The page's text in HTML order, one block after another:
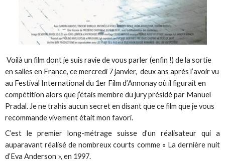
Voilà un film dont je suis ravie de vous parler (enfin !) de la sortie
en salles en France, ce mercredi 7 janvier, deux ans après l’avoir vu
au Festival International du 1er Film d’Annonay où il figurait en
compétition alors que j’étais membre du jury présidé par Manuel
Pradal. Je ne trahis aucun secret en disant que ce film que je vous
recommande vivement était mon favori.
C’est le premier long-métrage suisse d’un réalisateur qui a
auparavant réalisé de nombreux courts comme « La dernière nuit
d’Eva Anderson », en 1997.